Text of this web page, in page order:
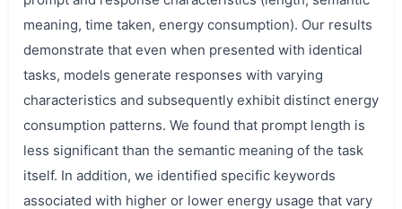
meaning, time taken, energy consumption). Our results
demonstrate that even when presented with identical
tasks, models generate responses with varying
characteristics and subsequently exhibit distinct energy
consumption patterns. We found that prompt length is
less significant than the semantic meaning of the task
itself. In addition, we identified specific keywords
associated with higher or lower energy usage that vary